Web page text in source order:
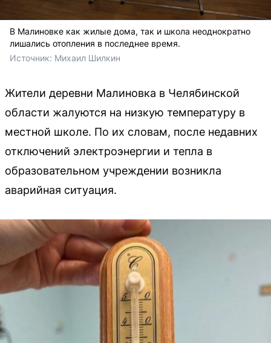
В Малиновке как жилые дома, так и школа неоднократно
лишались отопления в последнее время.
Источник: Михаил Шилкин
Жители деревни Малиновка в Челябинской
области жалуются на низкую температуру в
местной школе. По их словам, после недавних
отключений электроэнергии и тепла в
образовательном учреждении возникла
аварийная ситуация.